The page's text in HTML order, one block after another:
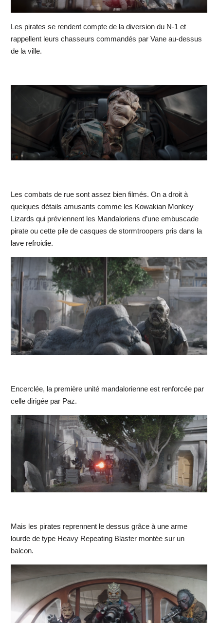
Les pirates se rendent compte de la diversion du N-1 et
rappellent leurs chasseurs commandés par Vane au-dessus
de la ville.
Les combats de rue sont assez bien filmés. On a droit à
quelques détails amusants comme les Kowakian Monkey
Lizards qui préviennent les Mandaloriens d’une embuscade
pirate ou cette pile de casques de stormtroopers pris dans la
lave refroidie.
Encerclée, la première unité mandalorienne est renforcée par
celle dirigée par Paz.
Mais les pirates reprennent le dessus grâce à une arme
lourde de type Heavy Repeating Blaster montée sur un
balcon.